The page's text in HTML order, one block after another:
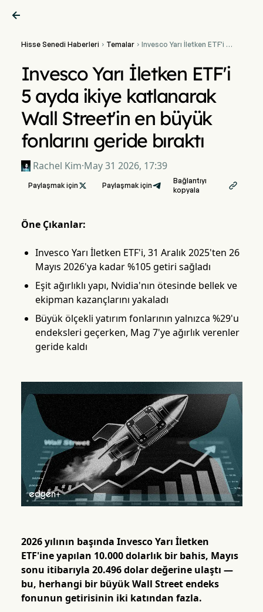

Hisse Senedi Haberleri  Temalar Invesco Yarı İletken ETF'i 5
geride bıraktı
Invesco Yarı İletken ETF'i
5 ayda ikiye katlanarak
Wall Street'in en büyük
fonlarını geride bıraktı
Rachel Kim·May 31 2026, 17:39
Paylaşmak için  Paylaşmak için
Bağlantıyı
kopyala

Öne Çıkanlar:
Invesco Yarı İletken ETF'i, 31 Aralık 2025'ten 26
Mayıs 2026'ya kadar %105 getiri sağladı
Eşit ağırlıklı yapı, Nvidia'nın ötesinde bellek ve
ekipman kazançlarını yakaladı
Büyük ölçekli yatırım fonlarının yalnızca %29'u
endeksleri geçerken, Mag 7'ye ağırlık verenler
geride kaldı
2026 yılının başında Invesco Yarı İletken
ETF'ine yapılan 10.000 dolarlık bir bahis, Mayıs
sonu itibarıyla 20.496 dolar değerine ulaştı —
bu, herhangi bir büyük Wall Street endeks
fonunun getirisinin iki katından fazla.